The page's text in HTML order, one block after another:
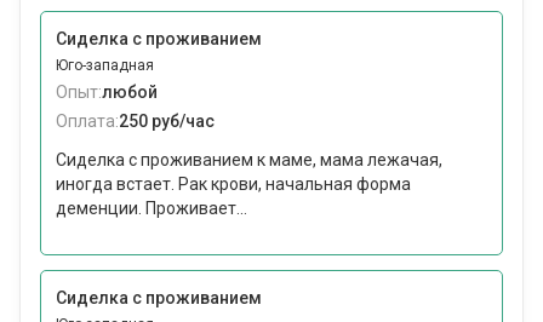
Сиделка с проживанием
Юго-западная
Опыт:любой
Оплата:250 руб/час
Сиделка с проживанием к маме, мама лежачая,
иногда встает. Рак крови, начальная форма
деменции. Проживает...
Сиделка с проживанием